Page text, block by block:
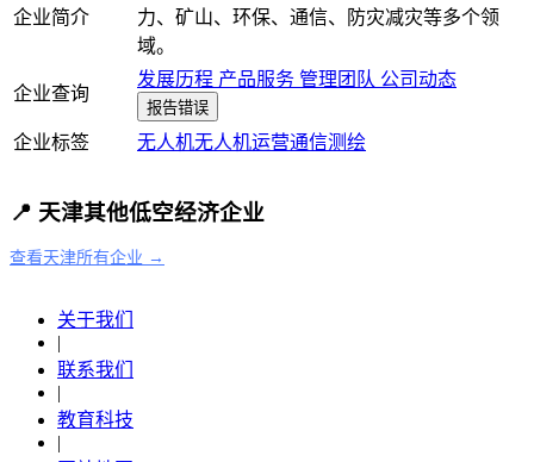
企业简介
力、矿山、环保、通信、防灾减灾等多个领
域。
企业查询
发展历程 产品服务 管理团队 公司动态
报告错误
企业标签 无人机无人机运营通信测绘
📍 天津其他低空经济企业
查看天津所有企业 →
关于我们
|
联系我们
|
教育科技
|